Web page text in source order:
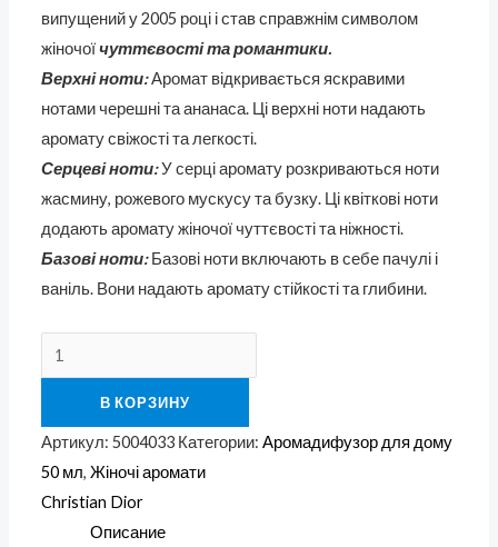
випущений у 2005 році і став справжнім символом
жіночоїчуттєвості та романтики.
Верхні ноти:Аромат відкривається яскравими
нотами черешні та ананаса. Ці верхні ноти надають
аромату свіжості та легкості.
Серцеві ноти:У серці аромату розкриваються ноти
жасмину, рожевого мускусу та бузку. Ці квіткові ноти
додають аромату жіночої чуттєвості та ніжності.
Базові ноти:Базові ноти включають в себе пачулі і
ваніль. Вони надають аромату стійкості та глибини.
В КОРЗИНУ
Артикул:5004033 Категории:Аромадифузор для дому
50 мл,Жіночі аромати
Christian Dior
Описание